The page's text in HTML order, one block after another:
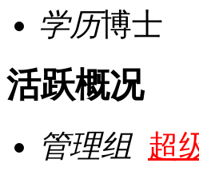
学历博士
活跃概况
管理组 超